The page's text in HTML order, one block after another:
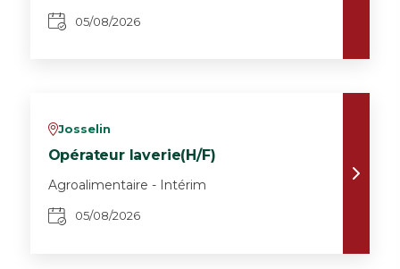
05/08/2026
vJosselin
Opérateur laverie(H/F)
Agroalimentaire - Intérim
05/08/2026